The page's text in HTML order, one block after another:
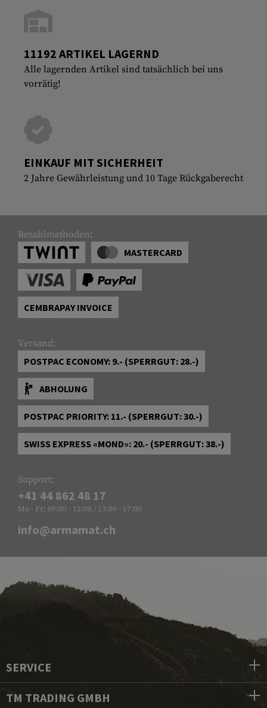
11192 ARTIKEL LAGERND
Alle lagernden Artikel sind tatsächlich bei uns
vorrätig!
EINKAUF MIT SICHERHEIT
2 Jahre Gewährleistung und 10 Tage Rückgaberecht
Bezahlmethoden:
MASTERCARD
CEMBRAPAY INVOICE
Versand:
POSTPAC ECONOMY: 9.- (SPERRGUT: 28.-)
ABHOLUNG
POSTPAC PRIORITY: 11.- (SPERRGUT: 30.-)
SWISS EXPRESS «MOND»: 20.- (SPERRGUT: 38.-)
Support:
+41 44 862 48 17
Mo - Fr: 09:00 - 12:00 / 13:00 - 17:00
info@armamat.ch
SERVICE
TM TRADING GMBH